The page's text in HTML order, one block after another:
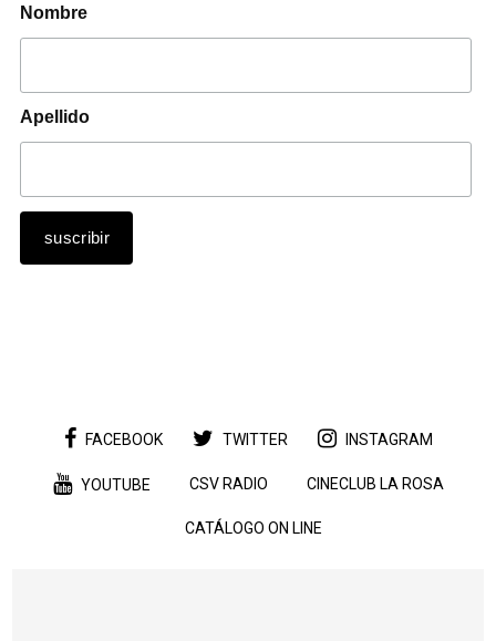
Nombre
Apellido
FACEBOOK TWITTER INSTAGRAM
YOUTUBE CSV RADIO CINECLUB LA ROSA
CATÁLOGO ON LINE